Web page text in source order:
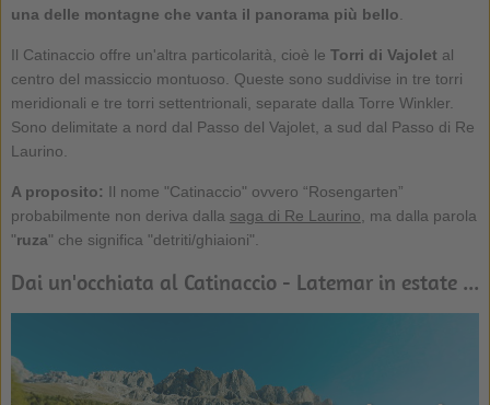
una delle montagne che vanta il panorama più bello
Il Catinaccio offre un'altra particolarità, cioè le Torri di Vajolet al
centro del massiccio montuoso. Queste sono suddivise in tre torri
meridionali e tre torri settentrionali, separate dalla Torre Winkler.
Sono delimitate a nord dal Passo del Vajolet, a sud dal Passo di Re
Laurino.
A proposito: Il nome "Catinaccio" ovvero “Rosengarten”
probabilmente non deriva dalla saga di Re Laurino , ma dalla parola
"ruza" che significa "detriti/ghiaioni".
Dai un'occhiata al Catinaccio - Latemar in estate ...